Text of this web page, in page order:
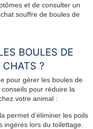
et de consulter un
souffre de boules de
BOULES DE
CHATS ?
pour gérer les boules de
pour réduire la
votre animal :
permet d’éliminer les poils
ingérés lors du toilettage.